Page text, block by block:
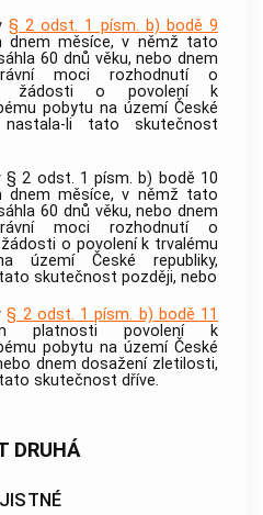
§ 2 odst. 1 písm. b) bodě 9
dnem měsíce, v němž tato
60 dnů věku, nebo dnem
moci rozhodnutí o
žádosti o povolení k
pobytu na území České
nastala-li tato skutečnost
§ 2 odst. 1 písm. b) bodě 10
dnem měsíce, v němž tato
60 dnů věku, nebo dnem
moci rozhodnutí o
o povolení k trvalému
území České republiky,
skutečnost později, nebo
§ 2 odst. 1 písm. b) bodě 11
platnosti povolení k
pobytu na území České
dnem dosažení zletilosti,
skutečnost dříve.
DRUHÁ